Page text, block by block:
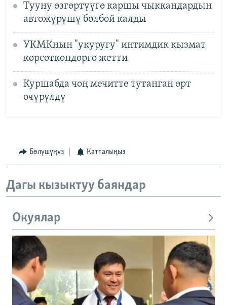
Тууну өзгөртүүгө каршы чыккандардын
автожүрүшү болбой калды
УКМКнын "укуругу" интимдик кызмат
көрсөткөндөргө жетти
Куршабда чоң мечитте тутанган өрт
өчүрүлдү
Бөлүшүңүз Катталыңыз
Дагы кызыктуу баяндар
Окуялар